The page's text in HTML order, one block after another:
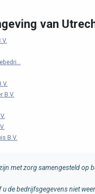
van
B.V.
B.V.
met zorg samengesteld op
de bedrijfsgegevens niet